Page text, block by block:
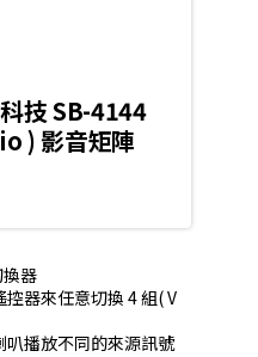
技 SB-4144
) 影音矩陣
器
器來任意切換 4 組( V
叭播放不同的來源訊號